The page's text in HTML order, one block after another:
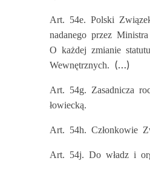
Art. 54e. Polski
nadanego przez
O każdej zmianie
Wewnętrznych. (…)
Art. 54g. Zasadnicza
łowiecką.
Art. 54h. Członkowie
Art. 54j. Do władz i